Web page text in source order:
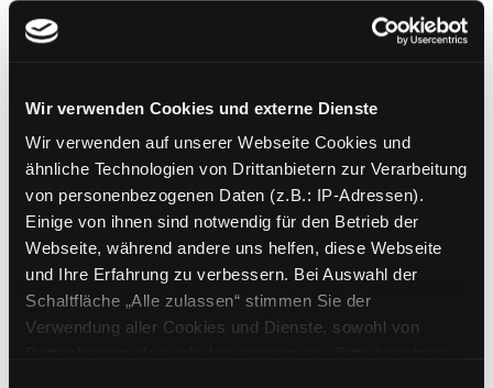
Wir verwenden Cookies und externe Dienste
Wir verwenden auf unserer Webseite Cookies und
ähnliche Technologien von Drittanbietern zur Verarbeitung
von personenbezogenen Daten (z.B.: IP-Adressen).
Einige von ihnen sind notwendig für den Betrieb der
Webseite, während andere uns helfen, diese Webseite
und Ihre Erfahrung zu verbessern. Bei Auswahl der
Schaltfläche „Alle zulassen“ stimmen Sie der
Verwendung aller Cookies und Dienste, sowohl von
Exemplar-Details von The history of Mary
The history of Mary Prince
Asa, a captured African
Jahr:2019
Verlag:[o. O.], Read Books Ltd.
Exemplar-Details von Afrikanische Europäer
Mediengruppe:Sachbuch
Afrikanische Europäer
einer unerzählte Geschichte
Verfasser: Otele, OlivetteSuche nach
Jahr:2022